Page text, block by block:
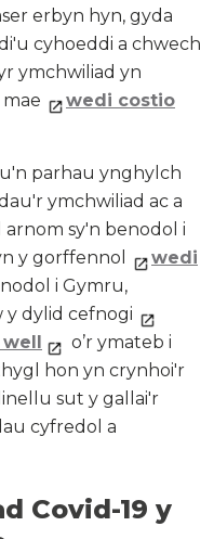
erbyn hyn, gyda
cyhoeddi a chwech
ymchwiliad yn
wedi costio
parhau ynghylch
ymchwiliad ac a
sy'n benodol i
y gorffennol
wedi
i Gymru,
y dylid cefnogi
well
o’r ymateb i
hon yn crynhoi'r
sut y gallai'r
cyfredol a
Covid-19 y